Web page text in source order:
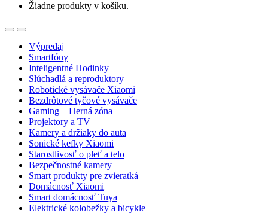
Žiadne produkty v košíku.
OpenClose
Výpredaj
Smartfóny
Inteligentné Hodinky
Slúchadlá a reproduktory
Robotické vysávače Xiaomi
Bezdrôtové tyčové vysávače
Gaming – Herná zóna
Projektory a TV
Kamery a držiaky do auta
Sonické kefky Xiaomi
Starostlivosť o pleť a telo
Bezpečnostné kamery
Smart produkty pre zvieratká
Domácnosť Xiaomi
Smart domácnosť Tuya
Elektrické kolobežky a bicykle